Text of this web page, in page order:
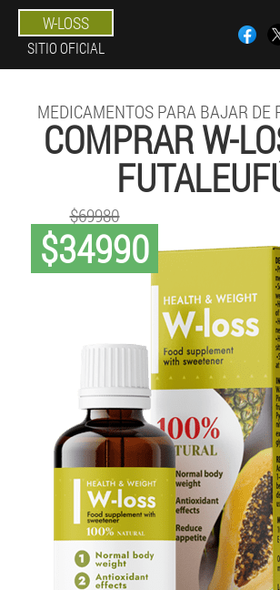
W-LOSS
SITIO OFICIAL
MEDICAMENTOS PARA BAJAR DE
COMPRAR W-
$34990
$69980